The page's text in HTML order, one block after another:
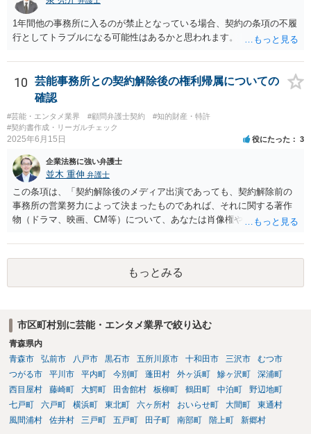
したがって、本件展示は「授業の過程」要件を満たさず、３５条によ
る適法化はできないと考えられます。 ただし、繰り返しになります
が、ご相談のケースのような事案が裁判沙汰になることが現実的には
のと思われます。
1年間他の事務所に入るのが禁止となっている場合、契約の条項の不履
行としてトラブルになる可能性はあるかと思われます。
10
芸能事務所との契約解除後の権利帰属についての
確認
#芸能・エンタメ業界 #顧問弁護士契約
#知的財産・特許
#契約書作成・リーガルチェック
2025年6月15日 役にたった 3
企業法務に強い弁護士
並木 重伸 弁護士
この条項は、「契約解除後のメディア出演であっても、契約解除前の
事務所の営業努力によって決まったものであれば、それに関する著作
物（ドラマ、映画、CM等）について、あなたは肖像権やパブリシティ
う意味と思われます。 事務所が獲得した仕事から生じる権利を、解除
後も事務所が管理すること自体には合理性がある場合もあります。し
かし「事務所に帰属する」という表現は、本来他人に譲渡できるもの
ではない肖像権等が事務所に渡ってしまうかのようにも読め、あなた
届の内容が適切かどうか弁護士に直接相談のうえ、可能であれば事務
所と協議することをお勧めします。
もっとみる
市区町村別に芸能・エンタメ業界で絞り込む
青森県内
青森市
弘前市 八戸市 黒石市 五所川原市 十和田市 三沢市
むつ市
つがる市
平川市 平内町 今別町 蓬田村 外ヶ浜町 鰺ヶ沢町
深浦町
西目屋村
藤崎町 大鰐町 田舎館村 板柳町 鶴田町 中泊町
野辺地町
七戸町
六戸町 横浜町 東北町 六ヶ所村 おいらせ町 大間町
東通村
風間浦村
佐井村 三戸町 五戸町 田子町 南部町 階上町 新郷村